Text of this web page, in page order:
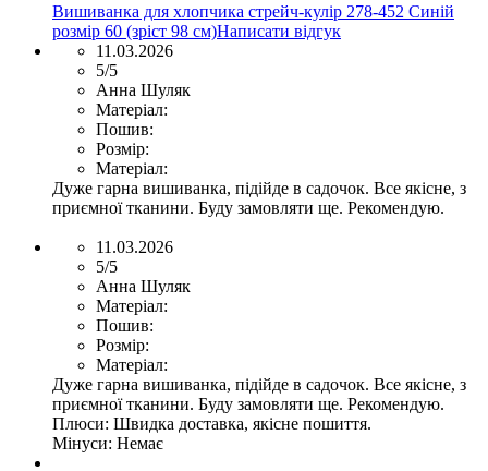
Вишиванка для хлопчика стрейч-кулір 278-452 Синій
розмір 60 (зріст 98 см)Написати відгук
11.03.2026
5/5
Анна Шуляк
Матеріал:
Пошив:
Розмір:
Матеріал:
Дуже гарна вишиванка, підійде в садочок. Все якісне, з
приємної тканини. Буду замовляти ще. Рекомендую.
11.03.2026
5/5
Анна Шуляк
Матеріал:
Пошив:
Розмір:
Матеріал:
Дуже гарна вишиванка, підійде в садочок. Все якісне, з
приємної тканини. Буду замовляти ще. Рекомендую.
Плюси: Швидка доставка, якісне пошиття.
Мінуси: Немає